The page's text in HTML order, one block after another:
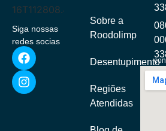
Siga nossas
redes socias
Sobre a
Roodolimp
Desentupimento
Regiões
Atendidas